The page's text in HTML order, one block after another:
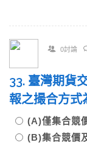
0討論
33. 臺灣期貨
報之撮合方
(A)僅集合競
(B)集合競價